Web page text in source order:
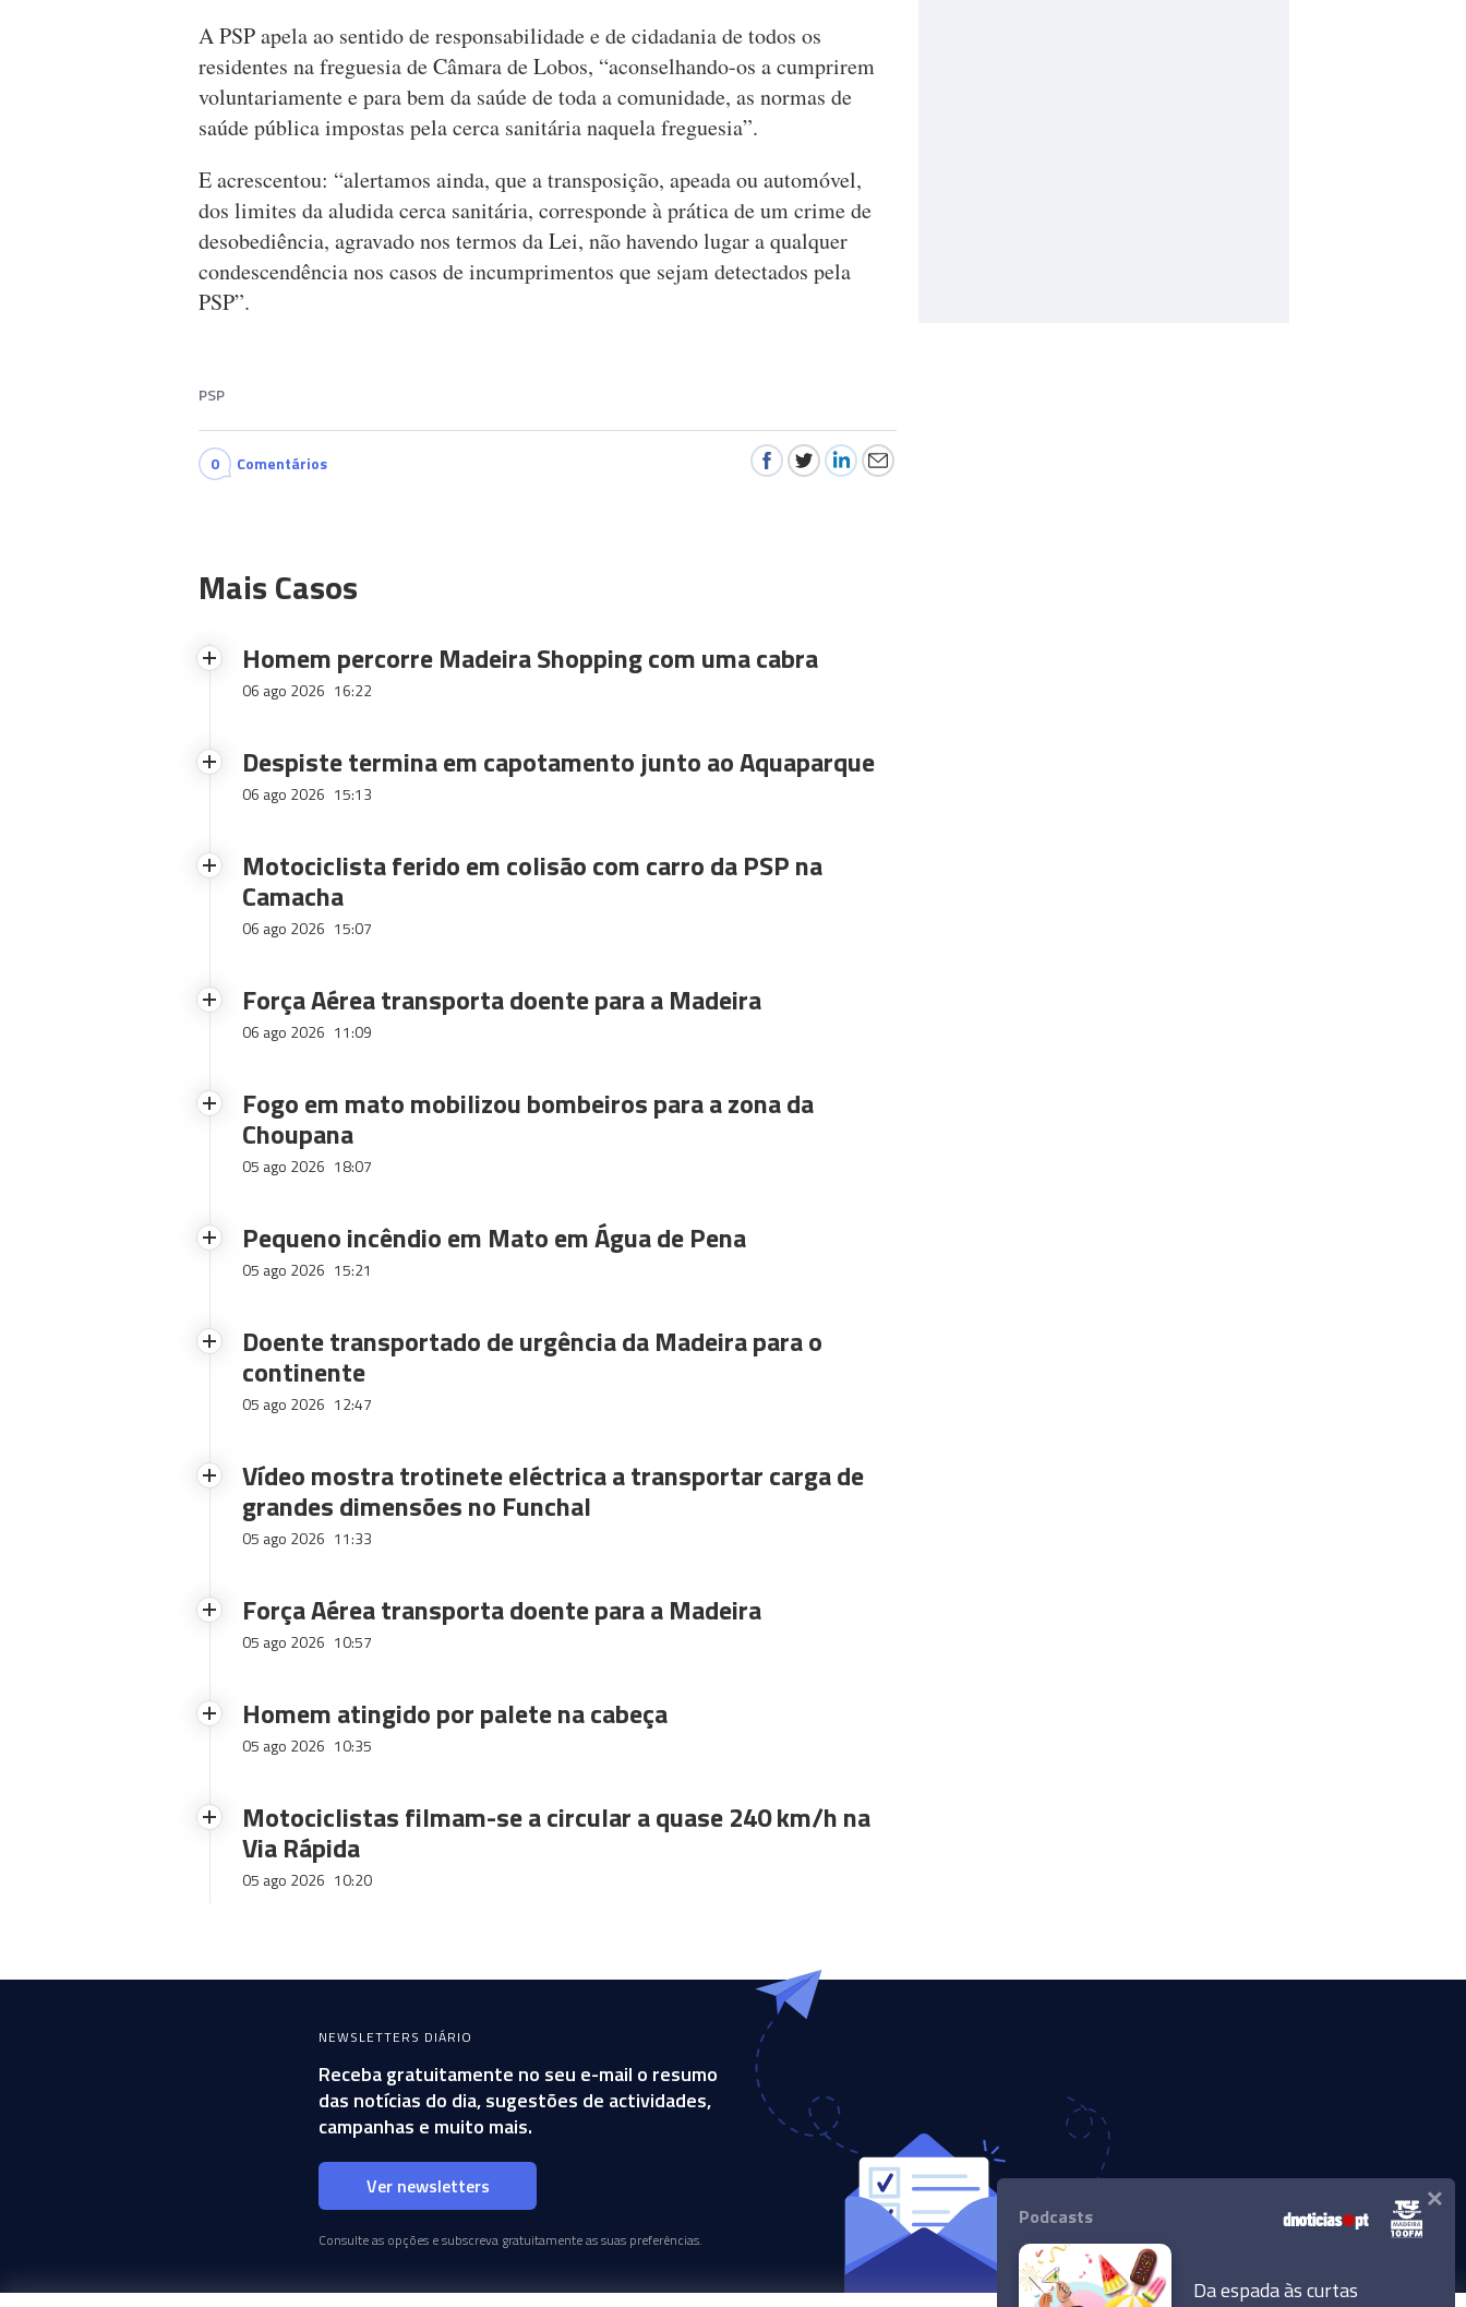
A PSP apela ao sentido de responsabilidade e de cidadania de todos os
residentes na freguesia de Câmara de Lobos, “aconselhando-os a cumprirem
voluntariamente e para bem da saúde de toda a comunidade, as normas de
saúde pública impostas pela cerca sanitária naquela freguesia”.
E acrescentou: “alertamos ainda, que a transposição, apeada ou automóvel,
dos limites da aludida cerca sanitária, corresponde à prática de um crime de
desobediência, agravado nos termos da Lei, não havendo lugar a qualquer
condescendência nos casos de incumprimentos que sejam detectados pela
PSP”.
PSP
0 Comentários
Mais Casos
Homem percorre Madeira Shopping com uma cabra
06 ago 2026 16:22
Despiste termina em capotamento junto ao Aquaparque
06 ago 2026 15:13
Motociclista ferido em colisão com carro da PSP na
Camacha
06 ago 2026 15:07
Força Aérea transporta doente para a Madeira
06 ago 2026 11:09
Fogo em mato mobilizou bombeiros para a zona da
Choupana
05 ago 2026 18:07
Pequeno incêndio em Mato em Água de Pena
05 ago 2026 15:21
Doente transportado de urgência da Madeira para o
continente
05 ago 2026 12:47
Vídeo mostra trotinete eléctrica a transportar carga de
grandes dimensões no Funchal
05 ago 2026 11:33
Força Aérea transporta doente para a Madeira
05 ago 2026 10:57
Homem atingido por palete na cabeça
05 ago 2026 10:35
Motociclistas filmam-se a circular a quase 240 km/h na
Via Rápida
05 ago 2026 10:20
NEWSLETTERS DIÁRIO
Receba gratuitamente no seu e-mail o resumo
das notícias do dia, sugestões de actividades,
campanhas e muito mais.
Ver newsletters
Consulte as opções e subscreva gratuitamente as suas preferências.
Podcasts
Da espada às curtas
×